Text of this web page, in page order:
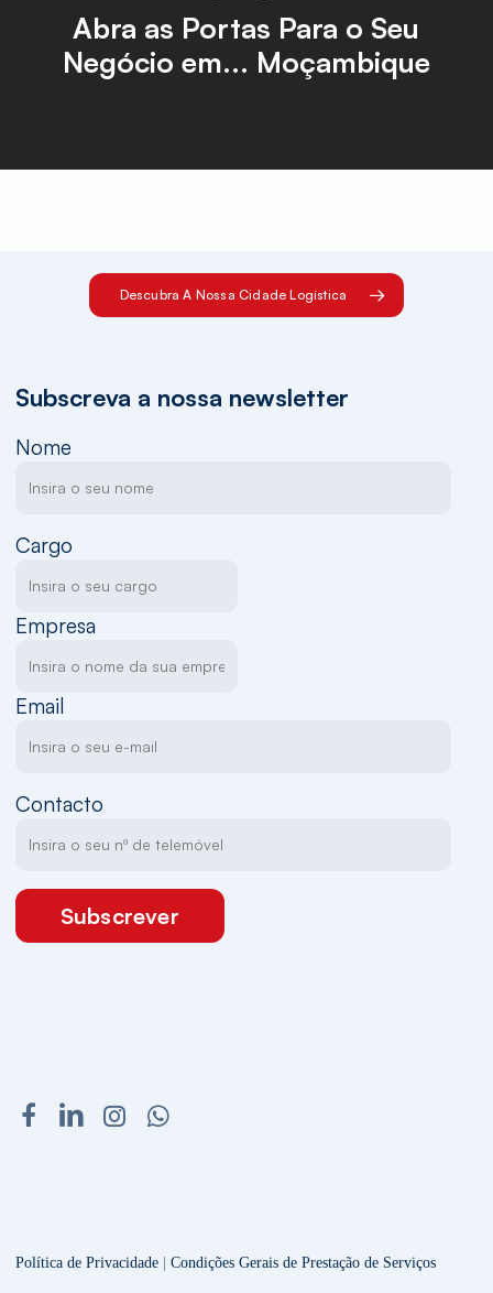
Abra as Portas Para o Seu
Negócio em... Moçambique
Descubra A Nossa Cidade Logística
Subscreva a nossa newsletter
Nome
Cargo
Empresa
Email
Contacto
Subscrever
Política de Privacidade| Condições Gerais de Prestação de Serviços